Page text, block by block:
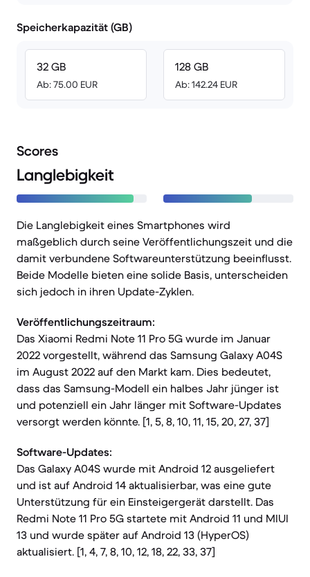
Speicherkapazität (GB)
32 GB
Ab: 75.00 EUR
128 GB
Ab: 142.24 EUR
Scores
Langlebigkeit
Die Langlebigkeit eines Smartphones wird
maßgeblich durch seine Veröffentlichungszeit und die
damit verbundene Softwareunterstützung beeinflusst.
Beide Modelle bieten eine solide Basis, unterscheiden
sich jedoch in ihren Update-Zyklen.
Veröffentlichungszeitraum:
Das Xiaomi Redmi Note 11 Pro 5G wurde im Januar
2022 vorgestellt, während das Samsung Galaxy A04S
im August 2022 auf den Markt kam. Dies bedeutet,
dass das Samsung-Modell ein halbes Jahr jünger ist
und potenziell ein Jahr länger mit Software-Updates
versorgt werden könnte. [1, 5, 8, 10, 11, 15, 20, 27, 37]
Software-Updates:
Das Galaxy A04S wurde mit Android 12 ausgeliefert
und ist auf Android 14 aktualisierbar, was eine gute
Unterstützung für ein Einsteigergerät darstellt. Das
Redmi Note 11 Pro 5G startete mit Android 11 und MIUI
13 und wurde später auf Android 13 (HyperOS)
aktualisiert. [1, 4, 7, 8, 10, 12, 18, 22, 33, 37]